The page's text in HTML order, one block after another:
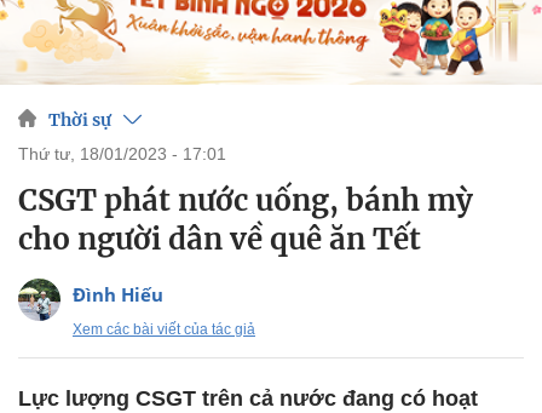
Thời sự
thứ tư, 18/01/2023 - 17:01
CSGT phát nước uống, bánh mỳ
cho người dân về quê ăn Tết
Đình Hiếu
Xem các bài viết của tác giả
Lực lượng CSGT trên cả nước đang có hoạt